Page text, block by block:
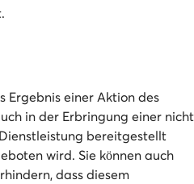
Ergebnis einer Aktion des
in der Erbringung einer nicht
bereitgestellt
wird. Sie können auch
dass diesem